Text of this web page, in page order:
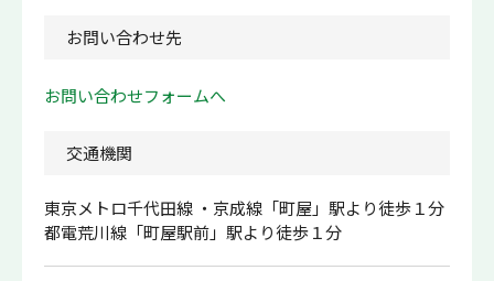
お問い合わせ先
お問い合わせフォームへ
交通機関
東京メトロ千代田線 ・京成線「町屋」 駅より徒歩１分
都電荒川線「町屋駅前」駅より徒歩１分